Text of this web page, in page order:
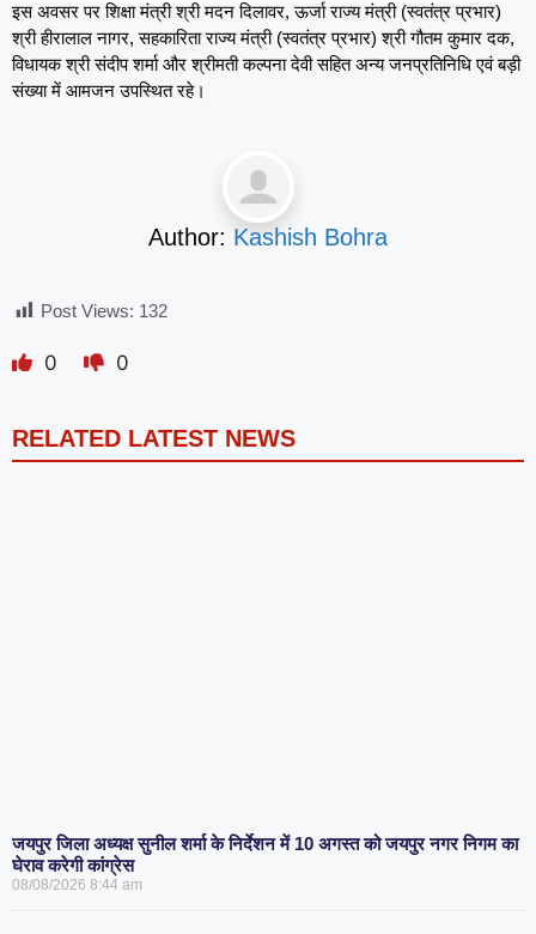
इस अवसर पर शिक्षा मंत्री श्री मदन दिलावर, ऊर्जा राज्य मंत्री (स्वतंत्र प्रभार)
श्री हीरालाल नागर, सहकारिता राज्य मंत्री (स्वतंत्र प्रभार) श्री गौतम कुमार दक,
विधायक श्री संदीप शर्मा और श्रीमती कल्पना देवी सहित अन्य जनप्रतिनिधि एवं बड़ी
संख्या में आमजन उपस्थित रहे।
Author: Kashish Bohra
Post Views: 132
0 0
RELATED LATEST NEWS
जयपुर जिला अध्यक्ष सुनील शर्मा के निर्देशन में 10 अगस्त को जयपुर नगर निगम का
घेराव करेगी कांग्रेस
08/08/2026 8:44 am